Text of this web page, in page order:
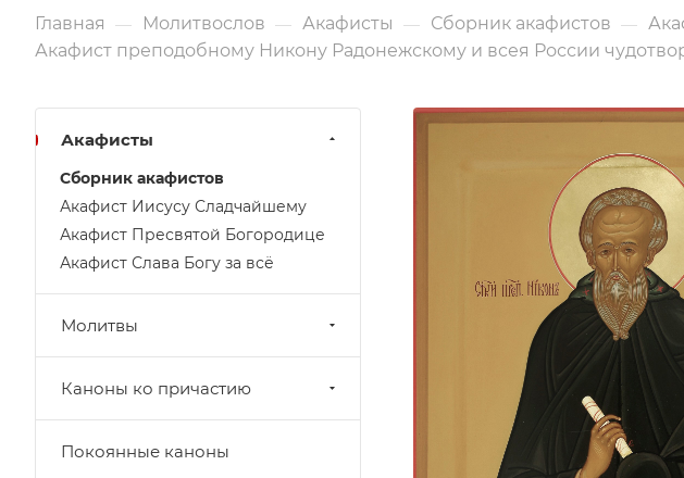
Главная — Молитвослов — Акафисты — Сборник акафистов —
Акафист преподобному Никону Радонежскому и всея России
Акафисты
Сборник акафистов
Акафист Иисусу Сладчайшему
Акафист Пресвятой Богородице
Акафист Слава Богу за всё
Молитвы
Каноны ко причастию
Покоянные каноны